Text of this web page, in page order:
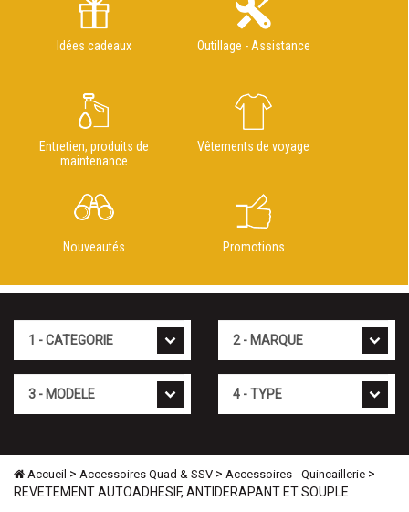
Idées cadeaux Outillage - Assistance
Entretien, produits de
maintenance
Vêtements de voyage
Nouveautés Promotions
Accueil > Accessoires Quad & SSV > Accessoires - Quincaillerie >
REVETEMENT AUTOADHESIF, ANTIDERAPANT ET SOUPLE